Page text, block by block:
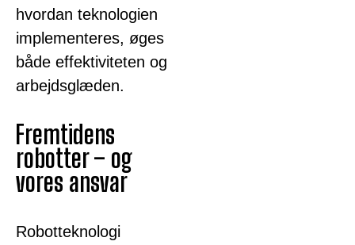
hvordan teknologien
implementeres, øges
både effektiviteten og
arbejdsglæden.
Fremtidens
robotter – og
vores ansvar
Robotteknologi